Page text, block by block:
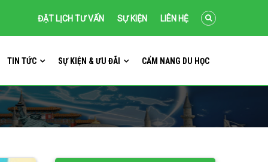
ĐẶT LỊCH TƯ VẤN SỰ KIỆN LIÊN HỆ
TIN TỨC SỰ KIỆN & ƯU ĐÃI CẨM NANG DU HỌC